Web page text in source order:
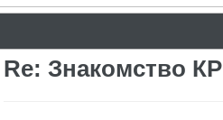
Re: Знакомство